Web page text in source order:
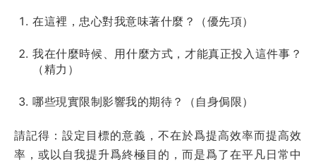
在這裡，忠心對我意味著什麼？（優先項）
我在什麼時候、用什麼方式，才能真正投入這件事？
（精力）
哪些現實限制影響我的期待？（自身侷限）
請記得：設定目標的意義，不在於爲提高效率而提高效
率，或以自我提升爲終極目的，而是爲了在平凡日常中